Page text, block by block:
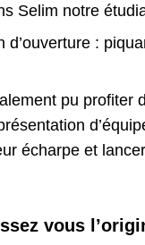
Selim notre
d’ouverture :
pu profiter
écharpe et
vous